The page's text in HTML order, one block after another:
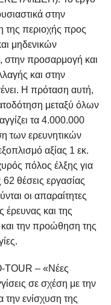
στην
της περιοχής προς
μηδενικών
στην προσαρμογή και
και στην
Η πρόταση αυτή,
μεταξύ όλων
τα 4.000.000
των ερευνητικών
αξίας 1 εκ.
πόλος έλξης για
θέσεις εργασίας
οι απαραίτητες
έρευνας και της
και την προώθηση της
TOUR – «Νέες
σε σχέση με την
την ενίσχυση της